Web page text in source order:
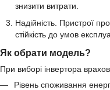
знизити витрати.
Надійність. Пристрої
стійкість до умов
Як обрати модель?
При виборі інвертора
Рівень споживання